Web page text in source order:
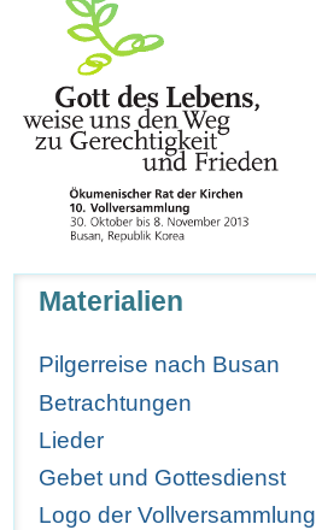
Materialien
Pilgerreise nach Busan
Betrachtungen
Lieder
Gebet und Gottesdienst
Logo der Vollversammlung